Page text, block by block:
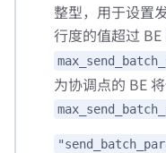
整型，用于设置
行度的值超过
为协调点的 BE